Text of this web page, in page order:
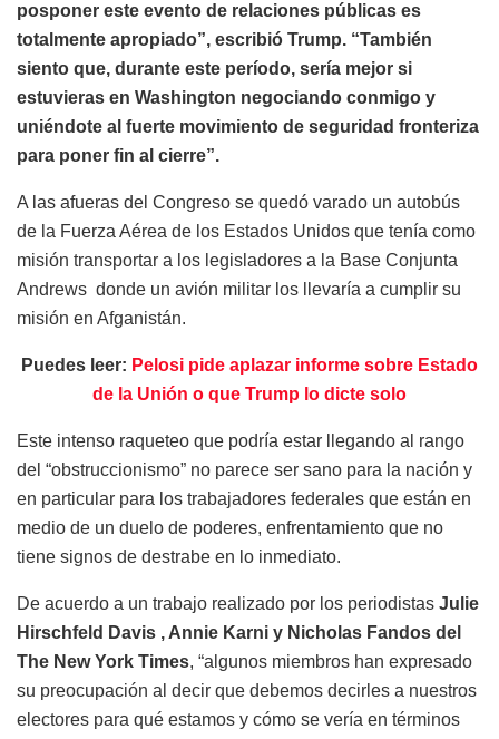
posponer este evento de relaciones públicas es
totalmente apropiado”, escribió Trump. “También
siento que, durante este período, sería mejor si
estuvieras en Washington negociando conmigo y
uniéndote al fuerte movimiento de seguridad fronteriza
para poner fin al cierre”.
A las afueras del Congreso se quedó varado un autobús
de la Fuerza Aérea de los Estados Unidos que tenía como
misión transportar a los legisladores a la Base Conjunta
Andrews donde un avión militar los llevaría a cumplir su
misión en Afganistán.
Puedes leer: Pelosi pide aplazar informe sobre Estado
de la Unión o que Trump lo dicte solo
Este intenso raqueteo que podría estar llegando al rango
del “obstruccionismo” no parece ser sano para la nación y
en particular para los trabajadores federales que están en
medio de un duelo de poderes, enfrentamiento que no
tiene signos de destrabe en lo inmediato.
De acuerdo a un trabajo realizado por los periodistas Julie
Hirschfeld Davis , Annie Karni y Nicholas Fandos del
The New York Times, “algunos miembros han expresado
su preocupación al decir que debemos decirles a nuestros
electores para qué estamos y cómo se vería en términos